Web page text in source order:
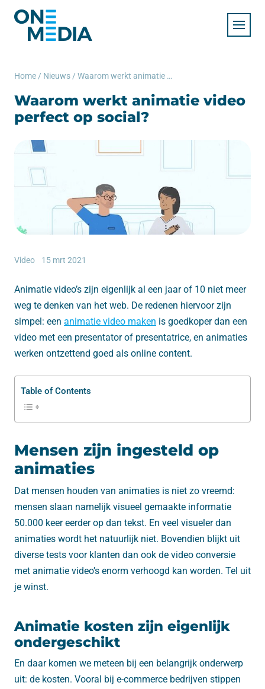
Home / Nieuws / Waarom werkt animatie video perfect op social?
Waarom werkt animatie video
perfect op social?
Video 15 mrt 2021
Animatie video’s zijn eigenlijk al een jaar of 10 niet meer
weg te denken van het web. De redenen hiervoor zijn
simpel: een animatie video maken is goedkoper dan een
video met een presentator of presentatrice, en animaties
werken ontzettend goed als online content.
Table of Contents
Mensen zijn ingesteld op
animaties
Dat mensen houden van animaties is niet zo vreemd:
mensen slaan namelijk visueel gemaakte informatie
50.000 keer eerder op dan tekst. En veel visueler dan
animaties wordt het natuurlijk niet. Bovendien blijkt uit
diverse tests voor klanten dan ook de video conversie
met animatie video’s enorm verhoogd kan worden. Tel uit
je winst.
Animatie kosten zijn eigenlijk
ondergeschikt
En daar komen we meteen bij een belangrijk onderwerp
uit: de kosten. Vooral bij e-commerce bedrijven stippen